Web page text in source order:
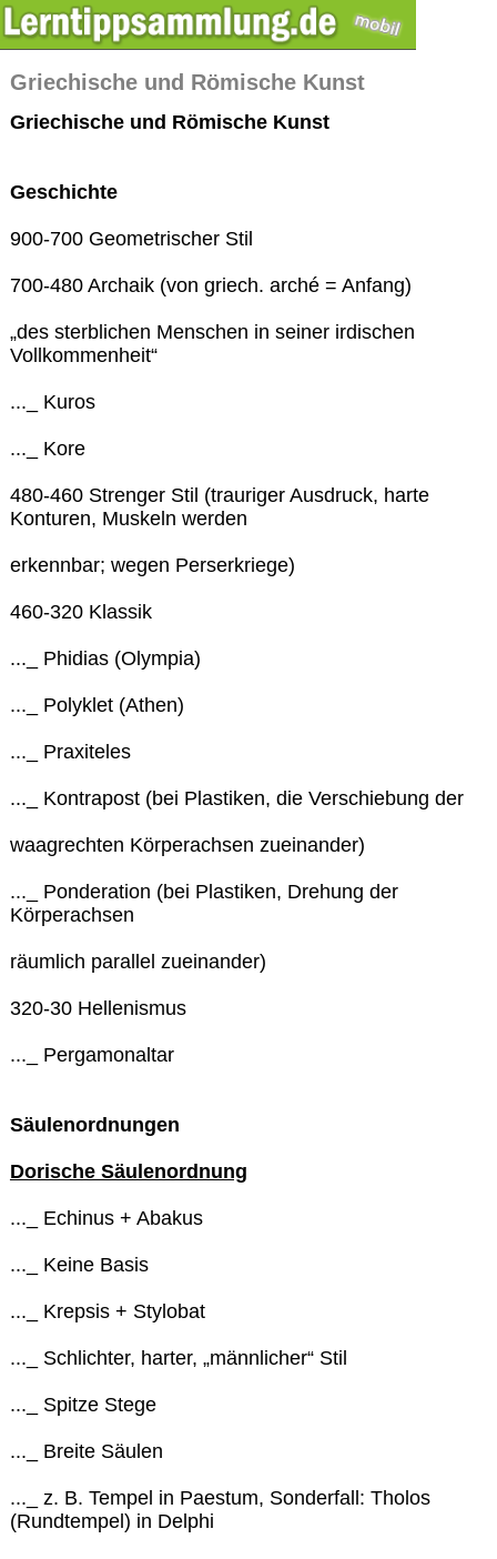
Griechische und Römische Kunst
Griechische und Römische Kunst
Geschichte
900-700 Geometrischer Stil
700-480 Archaik (von griech. arché = Anfang)
„des sterblichen Menschen in seiner irdischen
Vollkommenheit“
..._ Kuros
..._ Kore
480-460 Strenger Stil (trauriger Ausdruck, harte
Konturen, Muskeln werden
erkennbar; wegen Perserkriege)
460-320 Klassik
..._ Phidias (Olympia)
..._ Polyklet (Athen)
..._ Praxiteles
..._ Kontrapost (bei Plastiken, die Verschiebung der
waagrechten Körperachsen zueinander)
..._ Ponderation (bei Plastiken, Drehung der
Körperachsen
räumlich parallel zueinander)
320-30 Hellenismus
..._ Pergamonaltar
Säulenordnungen
Dorische Säulenordnung
..._ Echinus + Abakus
..._ Keine Basis
..._ Krepsis + Stylobat
..._ Schlichter, harter, „männlicher“ Stil
..._ Spitze Stege
..._ Breite Säulen
..._ z. B. Tempel in Paestum, Sonderfall: Tholos
(Rundtempel) in Delphi